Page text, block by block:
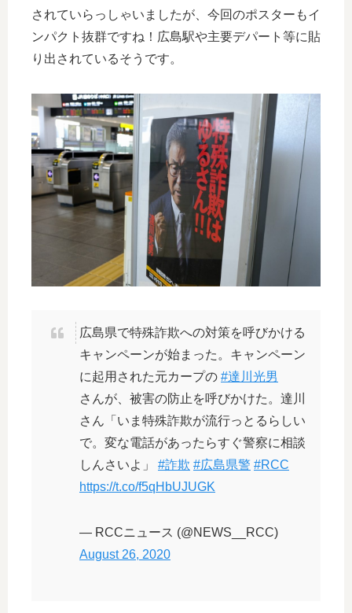
されていらっしゃいましたが、今回のポスターもイ
ンパクト抜群ですね！広島駅や主要デパート等に貼
り出されているそうです。
広島県で特殊詐欺への対策を呼びかける
キャンペーンが始まった。キャンペーン
に起用された元カープの #達川光男
さんが、被害の防止を呼びかけた。達川
さん「いま特殊詐欺が流行っとるらしい
で。変な電話があったらすぐ警察に相談
しんさいよ」 #詐欺 #広島県警 #RCC
https://t.co/f5qHbUJUGK
— RCCニュース (@NEWS__RCC)
August 26, 2020